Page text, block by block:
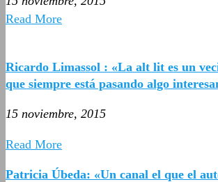
Read More
Ricardo Limassol : «La alt lit es un
que siempre está pasando algo
15 noviembre, 2015
Read More
Patricia Úbeda: «Un canal el que el